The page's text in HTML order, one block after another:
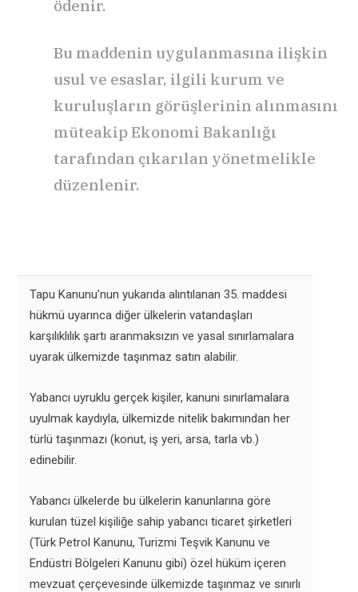
ödenir.
Bu maddenin uygulanmasına ilişkin
usul ve esaslar, ilgili kurum ve
kuruluşların görüşlerinin alınmasını
müteakip Ekonomi Bakanlığı
tarafından çıkarılan yönetmelikle
düzenlenir.
Tapu Kanunu’nun yukarıda alıntılanan 35. maddesi
hükmü uyarınca diğer ülkelerin vatandaşları
karşılıklılık şartı aranmaksızın ve yasal sınırlamalara
uyarak ülkemizde taşınmaz satın alabilir.
Yabancı uyruklu gerçek kişiler, kanuni sınırlamalara
uyulmak kaydıyla, ülkemizde nitelik bakımından her
türlü taşınmazı (konut, iş yeri, arsa, tarla vb.)
edinebilir.
Yabancı ülkelerde bu ülkelerin kanunlarına göre
kurulan tüzel kişiliğe sahip yabancı ticaret şirketleri
(Türk Petrol Kanunu, Turizmi Teşvik Kanunu ve
Endüstri Bölgeleri Kanunu gibi) özel hüküm içeren
mevzuat çerçevesinde ülkemizde taşınmaz ve sınırlı